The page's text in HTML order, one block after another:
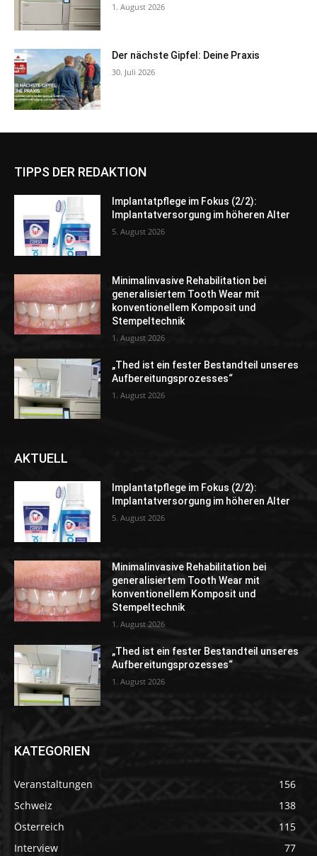
1. August 2026
Der nächste Gipfel: Deine Praxis
30. Juli 2026
TIPPS DER REDAKTION
Implantatpflege im Fokus (2/2):
Implantatversorgung im höheren Alter
5. August 2026
Minimalinvasive Rehabilitation bei
generalisiertem Tooth Wear mit
konventionellem Komposit und
Stempeltechnik
1. August 2026
„Thed ist ein fester Bestandteil unseres
Aufbereitungsprozesses“
1. August 2026
AKTUELL
Implantatpflege im Fokus (2/2):
Implantatversorgung im höheren Alter
5. August 2026
Minimalinvasive Rehabilitation bei
generalisiertem Tooth Wear mit
konventionellem Komposit und
Stempeltechnik
1. August 2026
„Thed ist ein fester Bestandteil unseres
Aufbereitungsprozesses“
1. August 2026
KATEGORIEN
Veranstaltungen
156
Schweiz
138
Österreich
115
Interview
77